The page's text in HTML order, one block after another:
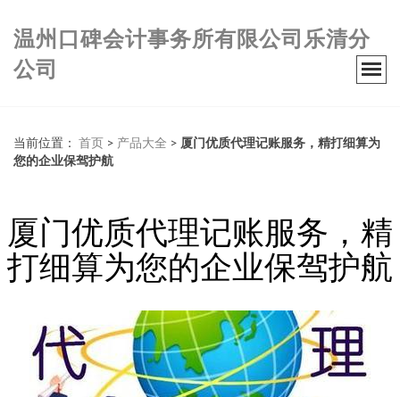
温州口碑会计事务所有限公司乐清分
公司
当前位置： 首页 > 产品大全 > 厦门优质代理记账服务，精打细算为
您的企业保驾护航
厦门优质代理记账服务，精
打细算为您的企业保驾护航